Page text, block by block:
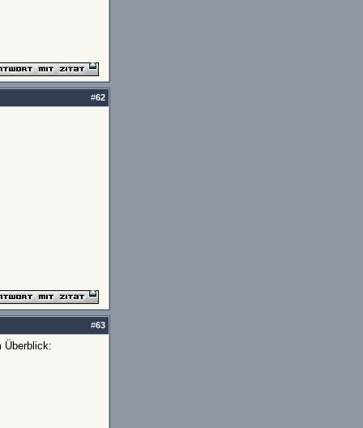
#62
#63
Überblick: